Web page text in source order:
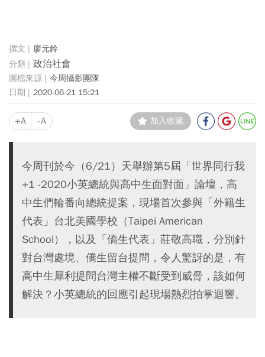
廖元鈴
政治社會
今周攝影團隊
2020-06-21 15:21
+A -A 加入收藏
今周刊於今（6/21）天舉辦第5屆「世界同行我
+1 -2020小英總統與高中生面對面」論壇，高
中生們輪番向總統提案，現場首次參與「外籍生
代表」台北美國學校（Taipei American
School），以及「僑生代表」莊敬高職，分別針
對台灣處境、僑生留台提問，令人驚訝的是，有
高中生犀利提問台灣主權不斷受到威脅，該如何
解決？小英總統的回應引起現場熱烈拍掌迴響。